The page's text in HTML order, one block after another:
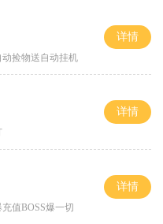
捡物送自动挂机
详情
详情
值BOSS爆一切
详情